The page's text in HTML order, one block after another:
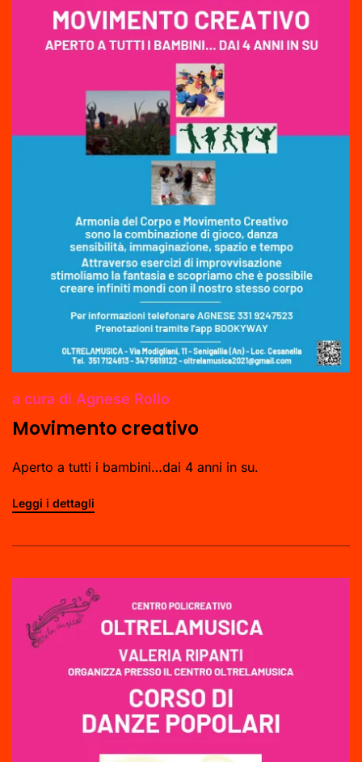
a cura di Agnese Rollo
Movimento creativo
Aperto a tutti i bambini…dai 4 anni in su.
Leggi i dettagli